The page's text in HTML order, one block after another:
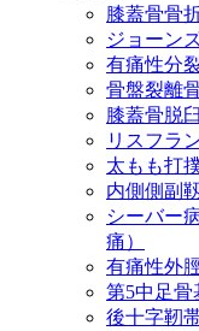
膝蓋骨骨
ジョーン
有痛性分
骨盤裂離
膝蓋骨脱臼
リスフラ
太もも打
内側側副
シーバー
痛）
有痛性外
第5中足骨
後十字靭